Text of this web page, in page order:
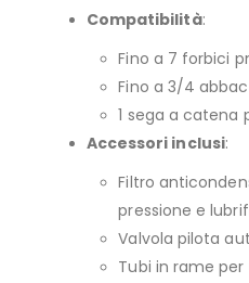
Compatibilità:
Fino a 7 forbici
Fino a 3/4
1 sega a catena
Accessori inclusi:
Filtro
pressione e
Valvola pilota
Tubi in rame